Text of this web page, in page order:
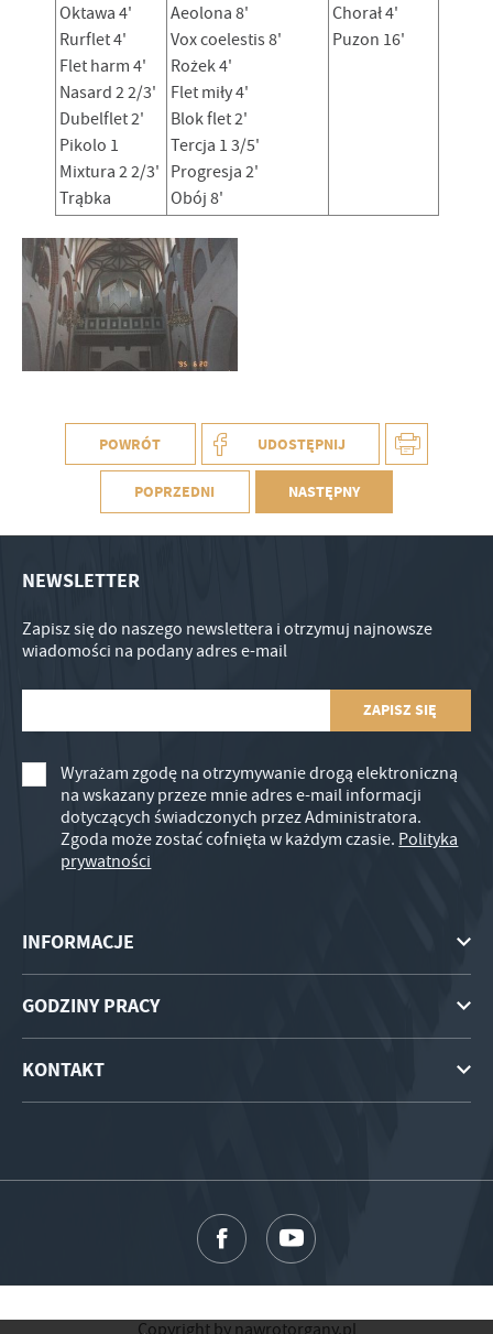
Oktawa 4'
Rurflet 4'
Flet harm 4'
Nasard 2 2/3'
Dubelflet 2'
Pikolo 1
Mixtura 2 2/3'
Trąbka
Aeolona 8'
Vox coelestis 8'
Rożek 4'
Flet miły 4'
Blok flet 2'
Tercja 1 3/5'
Progresja 2'
Obój 8'
Chorał 4'
Puzon 16'
POWRÓT UDOSTĘPNIJ
POPRZEDNI NASTĘPNY
INFORMACJE
NEWSLETTER
Zapisz się do naszego newslettera i otrzymuj najnowsze
wiadomości na podany adres e-mail
Wyrażam zgodę na otrzymywanie drogą elektroniczną
na wskazany przeze mnie adres e-mail informacji
dotyczących świadczonych przez Administratora.
Zgoda może zostać cofnięta w każdym czasie. Polityka
prywatności
GODZINY PRACY
KONTAKT
Copyright by nawrotorgany.pl